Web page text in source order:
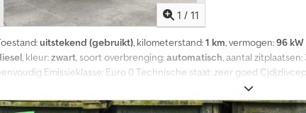
1 / 11
uitstekend (gebruikt), kilometerstand:1 km, vermogen:96 kW
, kleur:zwart , soort overbrenging:automatisch , aantal zitplaatsen:
Emissieklasse: Euro 0 Technische staat: zeer goed
geen Garantie: geen Omzetbelasting/verschilregeling: omzetbelasting
o
o
p
?